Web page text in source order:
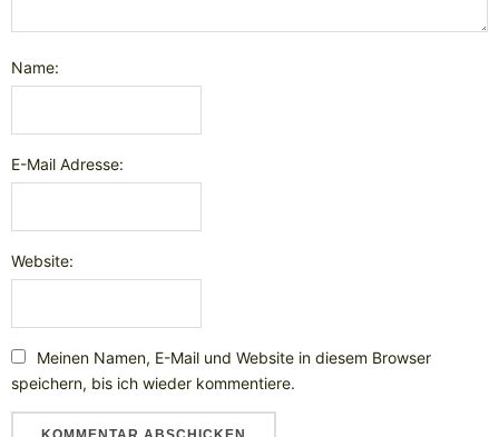
Name:
E-Mail Adresse:
Website:
Meinen Namen, E-Mail und Website in diesem Browser
speichern, bis ich wieder kommentiere.